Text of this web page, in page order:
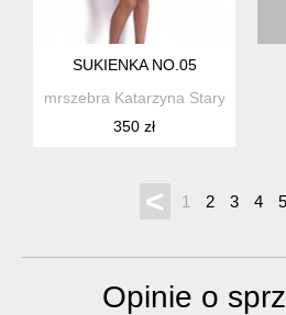
SUKIENKA NO.05
mrszebra Katarzyna Staryk
350 zł
< 1 2 3 4 5
Opinie o